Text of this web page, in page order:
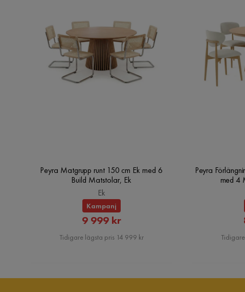
Peyra Matgrupp runt 150 cm Ek med 6
Build Matstolar, Ek
Ek
Kampanj
Rabatterat
Pris
9 999 kr
Tidigare lägsta pris 14 999 kr
Peyra
med 4